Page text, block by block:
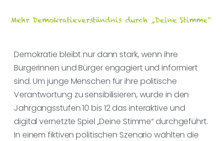
Mehr Demokratieverständnis durch „Deine Stimme“
Demokratie bleibt nur dann stark, wenn ihre
Bürgerinnen und Bürger engagiert und informiert
sind. Um junge Menschen für ihre politische
Verantwortung zu sensibilisieren, wurde in den
Jahrgangsstufen 10 bis 12 das interaktive und
digital vernetzte Spiel „Deine Stimme“ durchgeführt.
In einem fiktiven politischen Szenario wählten die